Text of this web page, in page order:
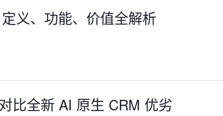
义、功能、价值全解析
比全新 AI 原生 CRM 优劣